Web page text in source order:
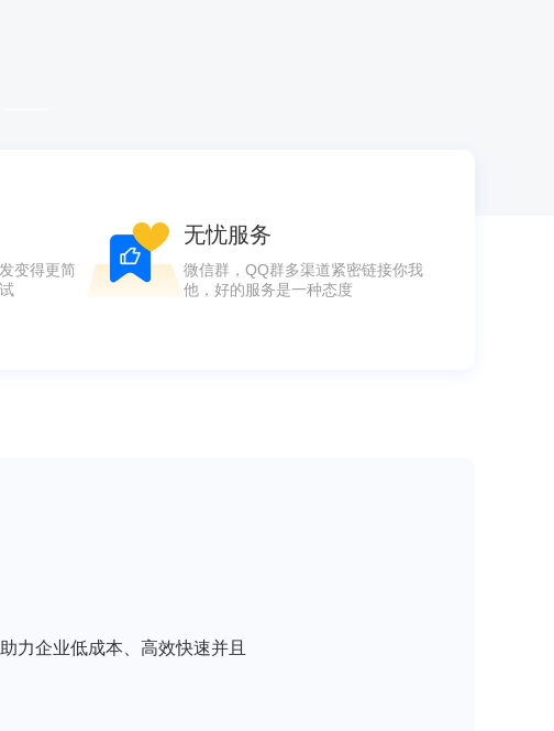
变得更简
无忧服务
微信群，QQ群多渠道紧密链接你我
他，好的服务是一种态度
力企业低成本、高效快速并且